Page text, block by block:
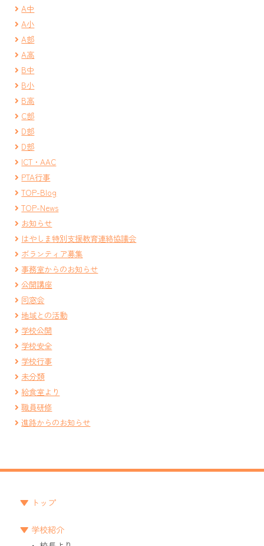
A中
A小
A部
A高
B中
B小
B高
C部
D部
D部
ICT・AAC
PTA行事
TOP-Blog
TOP-News
お知らせ
はやしま特別支援教育連絡協議会
ボランティア募集
事務室からのお知らせ
公開講座
同窓会
地域との活動
学校公開
学校安全
学校行事
未分類
給食室より
職員研修
進路からのお知らせ
トップ
学校紹介